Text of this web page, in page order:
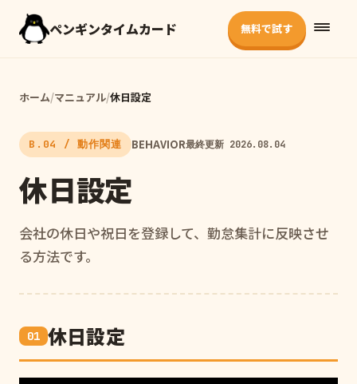
ペンギンタイムカード 無料で試す
ホーム/マニュアル/休日設定
B.04 / 動作関連 BEHAVIOR最終更新 2026.08.04
休日設定
会社の休日や祝日を登録して、勤怠集計に反映させ
る方法です。
休日設定